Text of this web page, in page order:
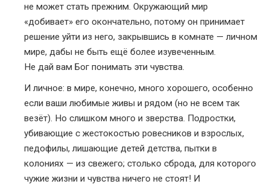
не может стать прежним. Окружающий мир
«добивает» его окончательно, потому он принимает
решение уйти из него, закрывшись в комнате — личном
мире, дабы не быть ещё более изувеченным.
Не дай вам Бог понимать эти чувства.
И личное: в мире, конечно, много хорошего, особенно
если ваши любимые живы и рядом (но не всем так
везёт). Но слишком много и зверства. Подростки,
убивающие с жестокостью ровесников и взрослых,
педофилы, лишающие детей детства, пытки в
колониях — из свежего; столько сброда, для которого
чужие жизни и чувства ничего не стоят! И